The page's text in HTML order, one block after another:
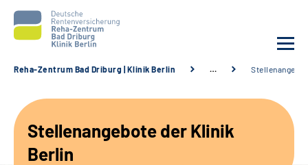
Unsere Angebote
Reha-Zentrum Bad Driburg | Klinik Berlin …
Stellenangebote der Klinik
Berlin